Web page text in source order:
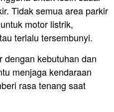
Tidak semua area parkir
motor listrik,
terlalu tersembunyi.
dengan kebutuhan dan
menjaga kendaraan
rasa tenang saat